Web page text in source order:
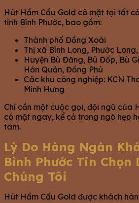
Hút Hầm Cầu Gold có mặt tại tất
tỉnh Bình Phước, bao gồm:
Thành phố Đồng Xoài
Thị xã Bình Long, Phước
Huyện Bù Đăng, Bù Đốp, Bù
Hớn Quản, Đồng Phú
Các khu công nghiệp: KCN
Minh Hưng
Chỉ cần một cuộc gọi, đội ngũ của
có mặt ngay, kể cả trong ngõ hẹp
tâm.
Lý Do Hàng Ngàn
Bình Phước Tin Chọn
Chúng Tôi
Hút Hầm Cầu Gold được khách